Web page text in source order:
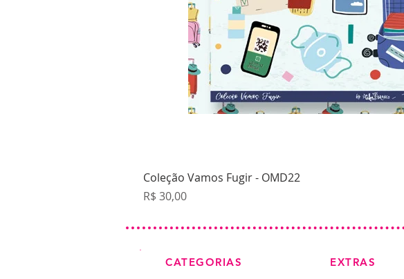
Coleção Vamos Fugir - OMD22
Preço
R$ 30,00
CATEGORIAS
EXTRAS